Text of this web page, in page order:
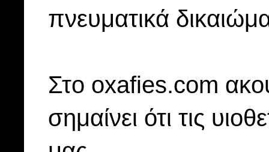
πνευματικά
Στo oxafies.com
σημαίνει ότι τις